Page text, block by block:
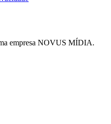
empresa NOVUS MÍDIA.